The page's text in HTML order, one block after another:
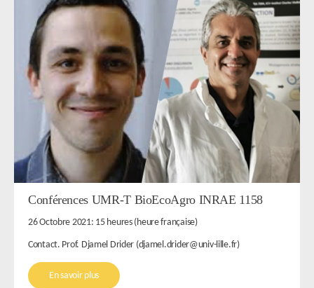
Conférences UMR-T BioEcoAgro INRAE 1158
26 Octobre 2021: 15 heures (heure française)
Contact. Prof. Djamel Drider (djamel.drider@univ-lille.fr)
En savoir plus